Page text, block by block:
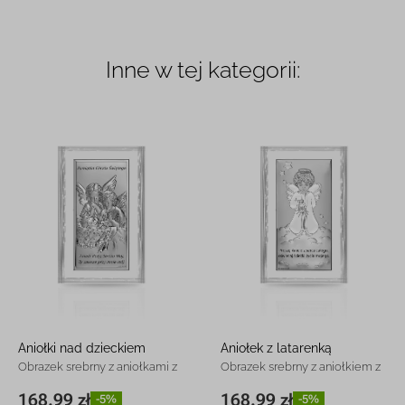
Inne w tej kategorii:
Aniołki nad dzieckiem
Obrazek srebrny z aniołkami z
168.99 zł -5%
8,5 x 15 cm 168.99 zł
Aniołek z latarenką
Obrazek srebrny z aniołkiem z
168.99 zł -5%
8,5 x 15 cm 168.99 zł